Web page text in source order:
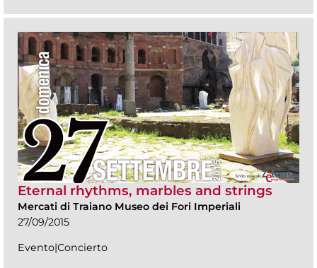
Eternal rhythms, marbles and strings
Mercati di Traiano Museo dei Fori Imperiali
27/09/2015
Evento|Concierto